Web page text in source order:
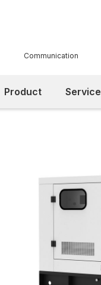
Communication
Product Service